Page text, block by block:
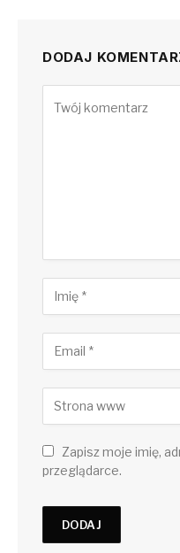
DODAJ
Zapisz moje imię,
przeglądarce.